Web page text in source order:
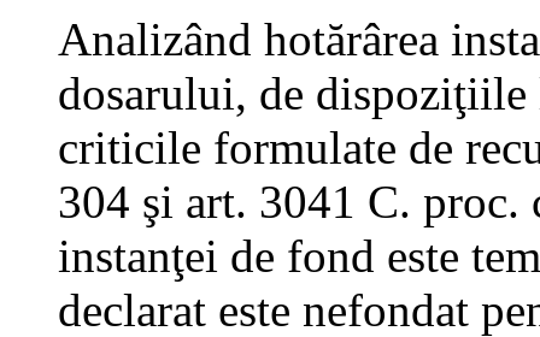
Analizând hotărârea
dosarului, de dispoziţiile
criticile formulate de
304 şi art. 3041 C. proc.
instanţei de fond este
declarat este nefondat